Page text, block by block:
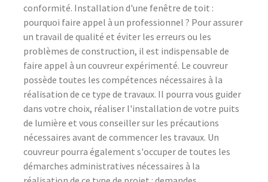
conformité. Installation d'une fenêtre de toit :
pourquoi faire appel à un professionnel ? Pour assurer
un travail de qualité et éviter les erreurs ou les
problèmes de construction, il est indispensable de
faire appel à un couvreur expérimenté. Le couvreur
possède toutes les compétences nécessaires à la
réalisation de ce type de travaux. Il pourra vous guider
dans votre choix, réaliser l'installation de votre puits
de lumière et vous conseiller sur les précautions
nécessaires avant de commencer les travaux. Un
couvreur pourra également s'occuper de toutes les
démarches administratives nécessaires à la